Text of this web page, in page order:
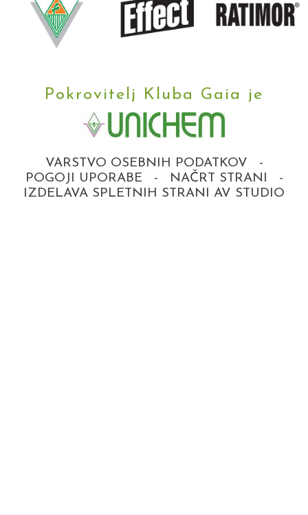
Pokrovitelj Kluba Gaia je
VARSTVO OSEBNIH PODATKOV
-
POGOJI UPORABE
- NAČRT STRANI
-
IZDELAVA SPLETNIH STRANI AV STUDIO